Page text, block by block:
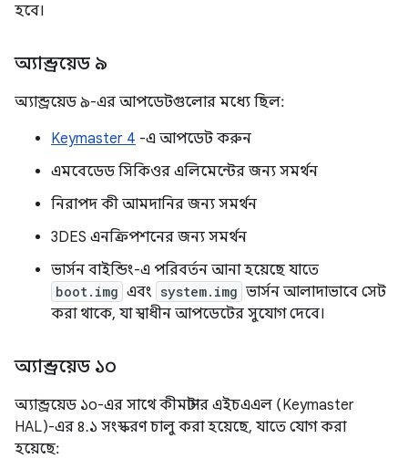
হবে।
অ্যান্ড্রয়েড ৯
অ্যান্ড্রয়েড ৯-এর আপডেটগুলোর মধ্যে ছিল:
Keymaster 4 -এ আপডেট করুন
এমবেডেড সিকিওর এলিমেন্টের জন্য সমর্থন
নিরাপদ কী আমদানির জন্য সমর্থন
3DES এনক্রিপশনের জন্য সমর্থন
ভার্সন বাইন্ডিং-এ পরিবর্তন আনা হয়েছে যাতে
boot.img এবং system.img ভার্সন আলাদাভাবে সেট
করা থাকে, যা স্বাধীন আপডেটের সুযোগ দেবে।
অ্যান্ড্রয়েড ১০
অ্যান্ড্রয়েড ১০-এর সাথে কীমাস্টার এইচএএল (Keymaster
HAL)-এর ৪.১ সংস্করণ চালু করা হয়েছে, যাতে যোগ করা
হয়েছে: